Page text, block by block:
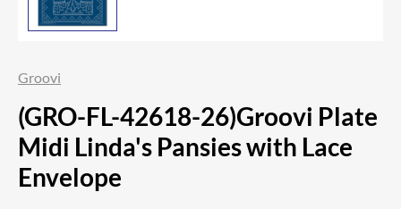
Groovi
(GRO-FL-42618-26)Groovi Plate
Midi Linda's Pansies with Lace
Envelope